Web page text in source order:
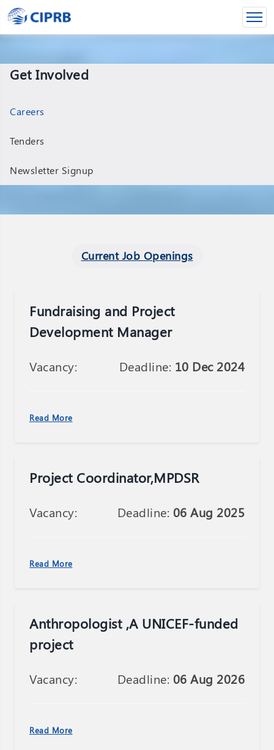
Get Involved
Careers
Tenders
Newsletter Signup
Current Job Openings
Fundraising and Project
Development Manager
Vacancy: Deadline: 10 Dec 2024
Read More
Project Coordinator,MPDSR
Vacancy: Deadline: 06 Aug 2025
Read More
Anthropologist ,A UNICEF-funded
project
Vacancy: Deadline: 06 Aug 2026
Read More